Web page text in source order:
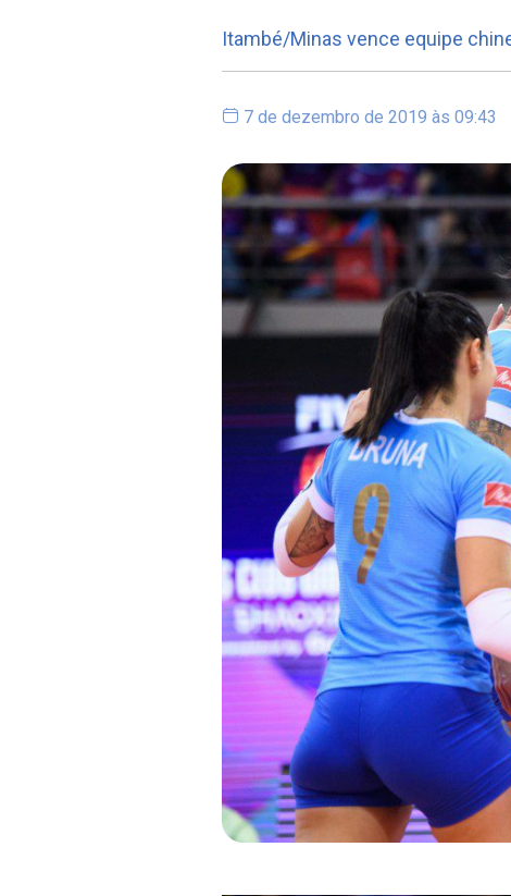
Itambé/Minas vence equipe
7 de dezembro de 2019 às 09:43